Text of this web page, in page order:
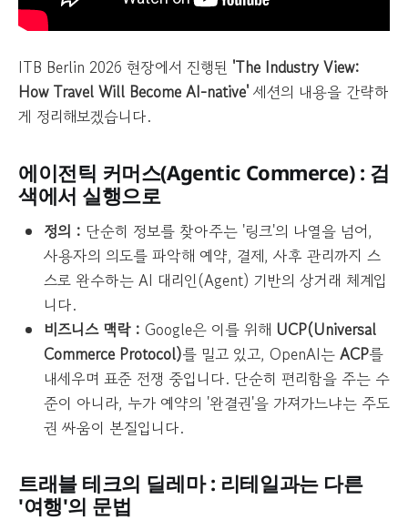
ITB Berlin 2026 현장에서 진행된 'The Industry View:
How Travel Will Become AI-native' 세션의 내용을 간략하
게 정리해보겠습니다.
에이전틱 커머스(Agentic Commerce) : 검
색에서 실행으로
정의 : 단순히 정보를 찾아주는 '링크'의 나열을 넘어,
사용자의 의도를 파악해 예약, 결제, 사후 관리까지 스
스로 완수하는 AI 대리인(Agent) 기반의 상거래 체계입
니다.
비즈니스 맥락 : Google은 이를 위해 UCP(Universal
Commerce Protocol)를 밀고 있고, OpenAI는 ACP를
내세우며 표준 전쟁 중입니다. 단순히 편리함을 주는 수
준이 아니라, 누가 예약의 '완결권'을 가져가느냐는 주도
권 싸움이 본질입니다.
트래블 테크의 딜레마 : 리테일과는 다른
'여행'의 문법